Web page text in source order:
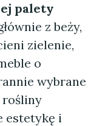
palety
z beży,
zielenie,
o
wybrane
rośliny
estetykę i